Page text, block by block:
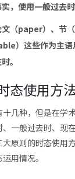
，使用一般过去时
文（paper）、节
）这些作为主语
。
态使用方
几种，但是在学
一般过去时、现
原则的时态使用
用情况。